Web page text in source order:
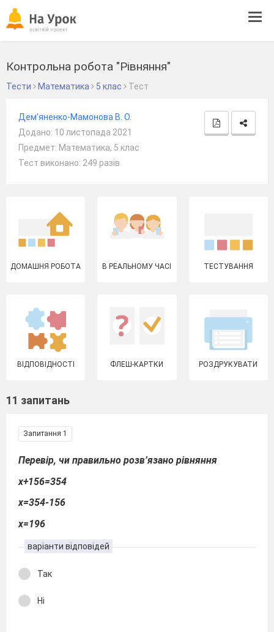
Контрольна робота "Рівняння"
Тести Математика 5 клас Тест
Дем'яненко-Мамонова В. О.
Додано: 10 листопада 2021
Предмет: Математика, 5 клас
Тест виконано: 249 разів
ДОМАШНЯ РОБОТА В РЕАЛЬНОМУ ЧАСІ ТЕСТУВАННЯ
ВІДПОВІДНОСТІ ФЛЕШ-КАРТКИ РОЗДРУКУВАТИ
11 запитань
Запитання 1
Перевір, чи правильно розв’язано рівняння
х+156=354
х=354-156
х=196
варіанти відповідей
Так
Ні